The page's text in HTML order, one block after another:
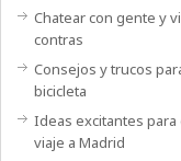
Chatear con gente y
contras
Consejos y trucos
bicicleta
Ideas excitantes
viaje a Madrid